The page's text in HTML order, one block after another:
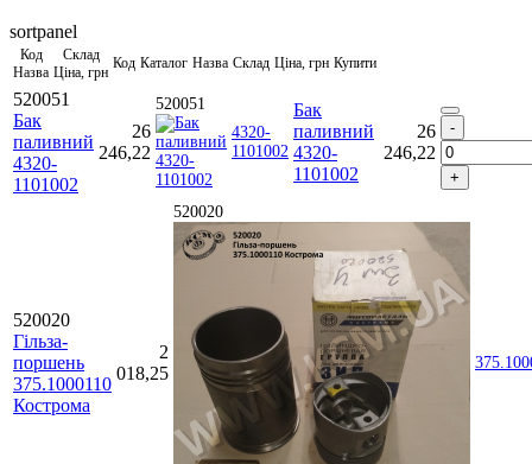
sortpanel
Код
Назва
Склад
Ціна, грн
Код Каталог Назва Склад Ціна, грн Купити
520051
Бак
паливний
4320-
1101002
26
246,22
520051
4320-
1101002
Бак
паливний
4320-
1101002
26
246,22
520020
Гільза-
поршень
375.1000110
Кострома
2
018,25
520020